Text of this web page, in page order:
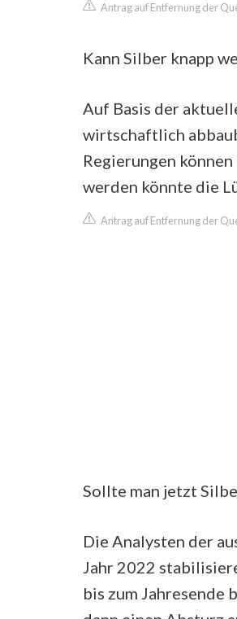
Antrag auf Entfernung der
Kann Silber knapp
Auf Basis der
wirtschaftlich
Regierungen
werden könnte die
Antrag auf Entfernung der
Sollte man jetzt
Die Analysten der
Jahr 2022
bis zum Jahresende